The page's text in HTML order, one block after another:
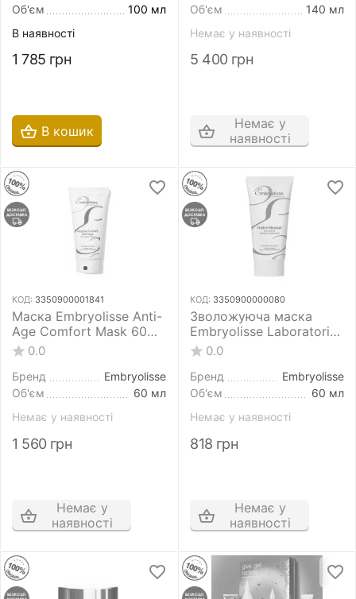
Об'єм
100 мл
В наявності
1 785 грн
В кошик
Об'єм
140 мл
Немає у наявності
5 400 грн
Немає у
наявності
КОД: 3350900001841
Маска Embryolisse Anti-
Age Comfort Mask 60
мл інтенсивна
розгладжуюча для
шкіри обличчя
0.0
Бренд
Embryolisse
Об'єм
60 мл
Немає у наявності
1 560 грн
Немає у
наявності
КОД: 3350900000080
Зволожуюча маска
Embryolisse Laboratories
Hydra-Masque 60 мл
0.0
Бренд
Embryolisse
Об'єм
60 мл
Немає у наявності
818 грн
Немає у
наявності